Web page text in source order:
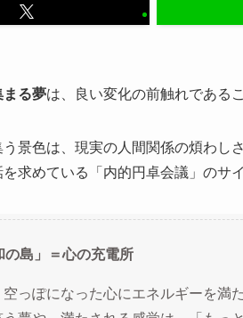
まる夢は、良い変化の前触れである
う景色は、現実の人間関係の煩わし
求めている「内的円卓会議」のサ
島」＝心の充電所
空っぽになった心にエネルギーを満